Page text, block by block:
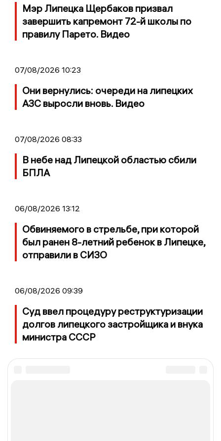
Мэр Липецка Щербаков призвал
завершить капремонт 72-й школы по
правилу Парето. Видео
07/08/2026 10:23
Они вернулись: очереди на липецких
АЗС выросли вновь. Видео
07/08/2026 08:33
В небе над Липецкой областью сбили
БПЛА
06/08/2026 13:12
Обвиняемого в стрельбе, при которой
был ранен 8-летний ребенок в Липецке,
отправили в СИЗО
06/08/2026 09:39
Суд ввел процедуру реструктуризации
долгов липецкого застройщика и внука
министра СССР